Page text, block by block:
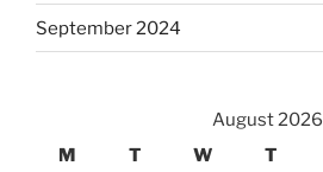
September 2024
August 2026
M
T W T